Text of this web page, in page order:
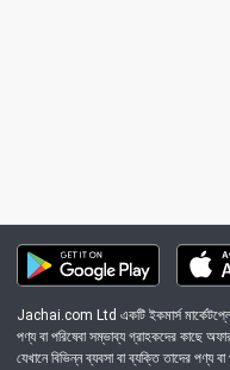
Jachai.com Ltd একটি ইকমার্স
পণ্য বা পরিষেবা সম্ভাব্য গ্রাহকদের কাছে
যেখানে বিভিন্ন ব্যবসা বা ব্যক্তি তাদের পণ্য